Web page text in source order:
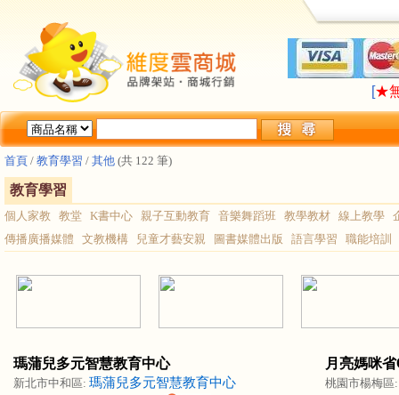
[★
首頁 / 教育學習 / 其他 (共 122 筆)
教育學習
個人家教 教堂 K書中心 親子互動教育 音樂舞蹈班 教學教材 線上教學
傳播廣播媒體
文教機構 兒童才藝安親 圖書媒體出版 語言學習 職能培訓
瑪蒲兒多元智慧教育中心
新北市中和區: 瑪蒲兒多元智慧教育中心
月亮媽咪
桃園市楊梅